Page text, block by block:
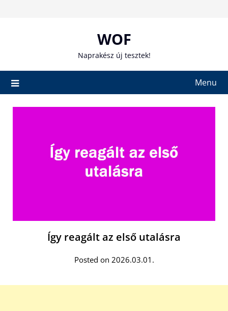
WOF
Naprakész új tesztek!
Menu
Így reagált az első utalásra
Posted on 2026.03.01.